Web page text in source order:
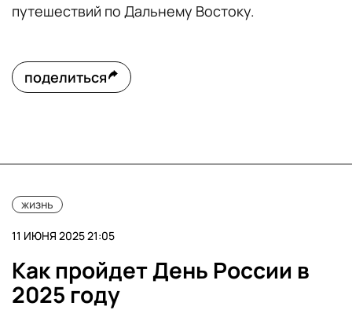
путешествий по Дальнему Востоку.
поделиться
жизнь
11 ИЮНЯ 2025 21:05
Как пройдет День России в
2025 году